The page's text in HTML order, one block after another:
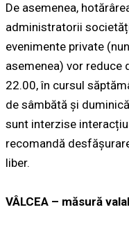
De asemenea,
administratorii
evenimente private
asemenea) vor reduce
22.00, în cursul
de sâmbătă și
sunt interzise
recomandă
liber.
VÂLCEA – măsură